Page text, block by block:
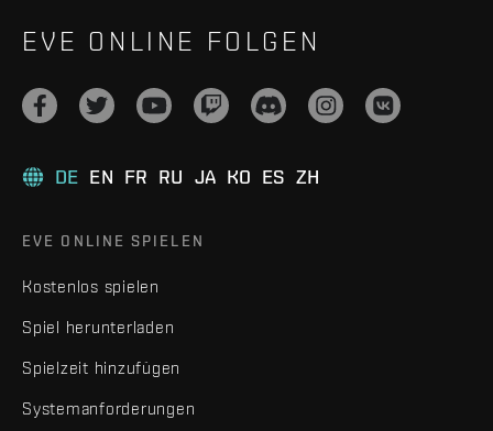
EVE ONLINE FOLGEN
DE EN FR RU JA KO ES ZH
EVE ONLINE SPIELEN
Kostenlos spielen
Spiel herunterladen
Spielzeit hinzufügen
Systemanforderungen